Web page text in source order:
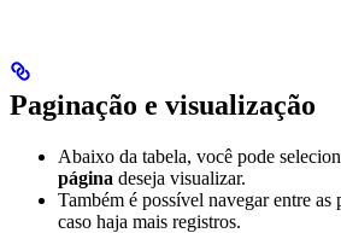
Paginação e visualização
Abaixo da tabela, você pode
página deseja visualizar.
Também é possível navegar entre as
caso haja mais registros.